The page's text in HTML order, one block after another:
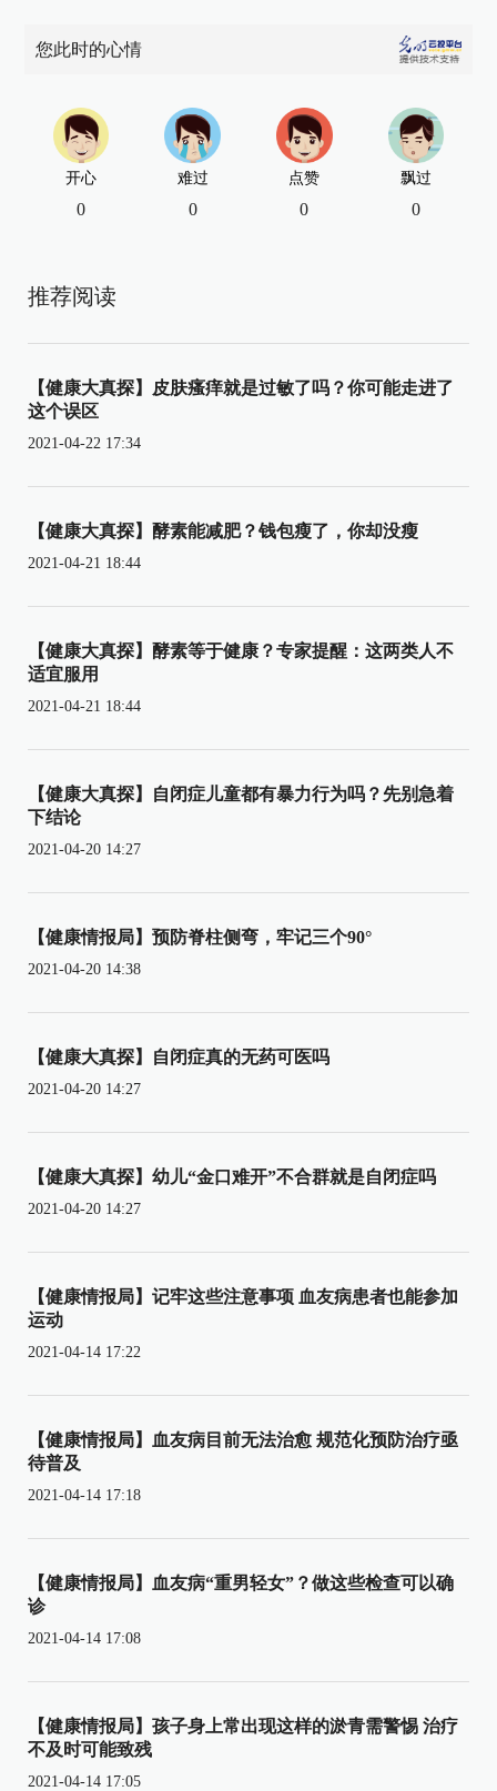
您此时的心情
开心
0
难过
0
点赞
0
飘过
0
推荐阅读
【健康大真探】皮肤瘙痒就是过敏了吗？你可能走进了
这个误区
2021-04-22 17:34
【健康大真探】酵素能减肥？钱包瘦了，你却没瘦
2021-04-21 18:44
【健康大真探】酵素等于健康？专家提醒：这两类人不
适宜服用
2021-04-21 18:44
【健康大真探】自闭症儿童都有暴力行为吗？先别急着
下结论
2021-04-20 14:27
【健康情报局】预防脊柱侧弯，牢记三个90°
2021-04-20 14:38
【健康大真探】自闭症真的无药可医吗
2021-04-20 14:27
【健康大真探】幼儿“金口难开”不合群就是自闭症吗
2021-04-20 14:27
【健康情报局】记牢这些注意事项 血友病患者也能参加
运动
2021-04-14 17:22
【健康情报局】血友病目前无法治愈 规范化预防治疗亟
待普及
2021-04-14 17:18
【健康情报局】血友病“重男轻女”？做这些检查可以确
诊
2021-04-14 17:08
【健康情报局】孩子身上常出现这样的淤青需警惕 治疗
不及时可能致残
2021-04-14 17:05